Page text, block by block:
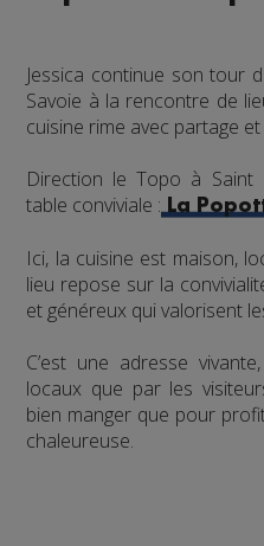
Jessica continue son tour
Savoie à la rencontre de
cuisine rime avec partage et
Direction leTopo à Saint
table conviviale : La
Ici, la cuisine est maison,
lieu repose sur la
et généreux qui valorisent
C’est une adresse
locaux que par les
bien manger que pour
chaleureuse.